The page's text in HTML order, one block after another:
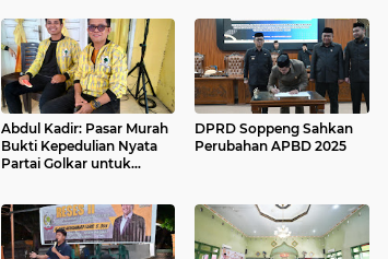
Abdul Kadir: Pasar Murah
Bukti Kepedulian Nyata
Partai Golkar untuk
DPRD Soppeng Sahkan
Perubahan APBD 2025